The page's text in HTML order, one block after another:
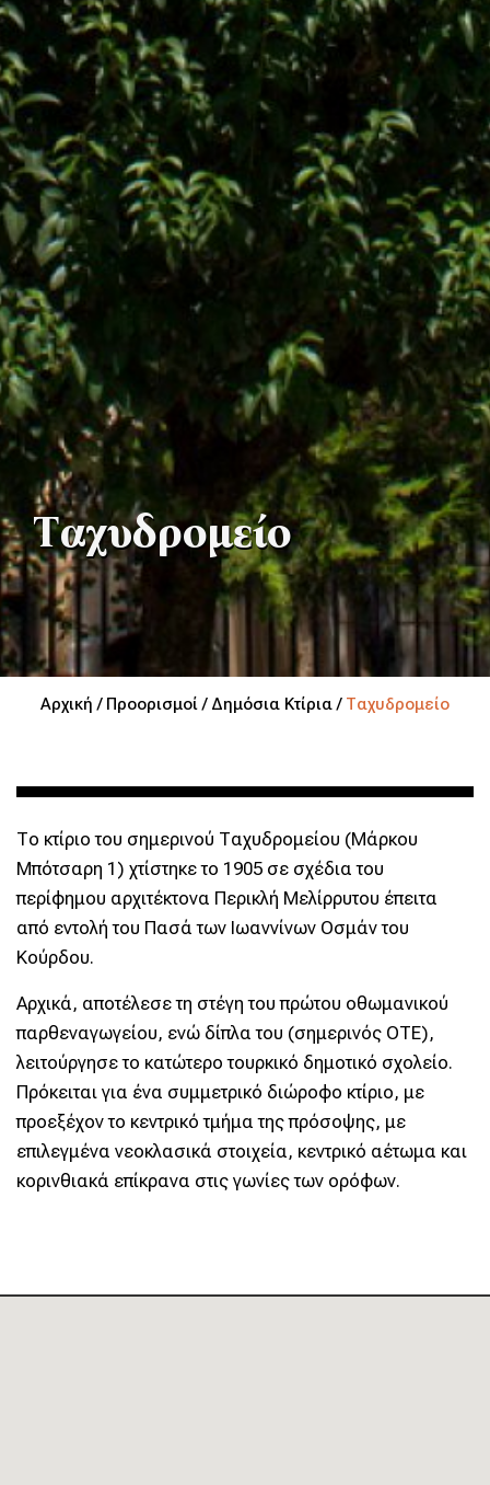
Ταχυδρομείο
Αρχική / Προορισμοί / Δημόσια Κτίρια / Ταχυδρομείο
Το κτίριο του σημερινού Ταχυδρομείου (Μάρκου
Μπότσαρη 1) χτίστηκε το 1905 σε σχέδια του
περίφημου αρχιτέκτονα Περικλή Μελίρρυτου έπειτα
από εντολή του Πασά των Ιωαννίνων Οσμάν του
Κούρδου.
Αρχικά, αποτέλεσε τη στέγη του πρώτου οθωμανικού
παρθεναγωγείου, ενώ δίπλα του (σημερινός ΟΤΕ),
λειτούργησε το κατώτερο τουρκικό δημοτικό σχολείο.
Πρόκειται για ένα συμμετρικό διώροφο κτίριο, με
προεξέχον το κεντρικό τμήμα της πρόσοψης, με
επιλεγμένα νεοκλασικά στοιχεία, κεντρικό αέτωμα και
κορινθιακά επίκρανα στις γωνίες των ορόφων.